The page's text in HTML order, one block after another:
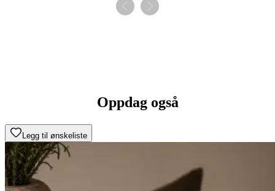
Oppdag også
Legg til ønskeliste